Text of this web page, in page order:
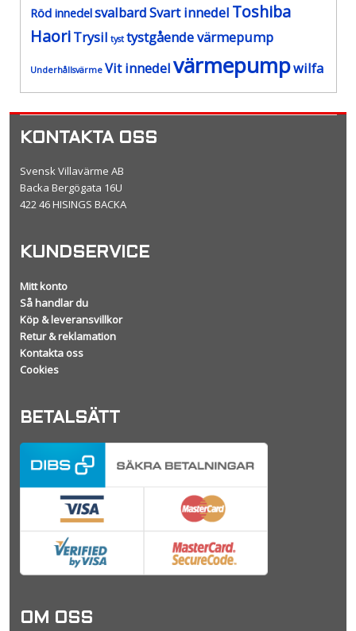
Röd innedelsvalbardSvart innedel Toshiba
HaoriTrysil tyst tystgående värmepump
Underhållsvärme Vit innedelvärmepumpwilfa
KONTAKTA OSS
Svensk Villavärme AB
Backa Bergögata 16U
422 46 HISINGS BACKA
KUNDSERVICE
Mitt konto
Så handlar du
Köp & leveransvillkor
Retur & reklamation
Kontakta oss
Cookies
BETALSÄTT
OM OSS